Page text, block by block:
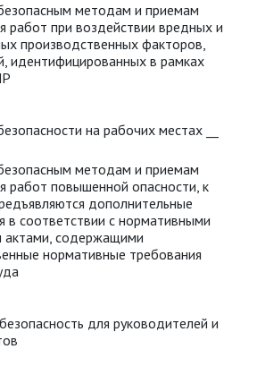
методам и приемам
работ при воздействии вредных и
производственных факторов,
идентифицированных в рамках
на рабочих местах
методам и приемам
работ повышенной опасности, к
дополнительные
в соответствии с нормативными
актами, содержащими
нормативные требования
для руководителей и